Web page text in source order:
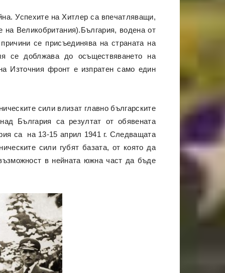
Успехите на Хитлер са впечатляващи,
Великобритания).България, водена от
се присъединява на страната на
се доблжава до осъществяването на
Източния фронт е изпратен само един
сили влизат главно българските
България са резултат от обявената
са на 13-15 април 1941 г. Следващата
сили губят базата, от която да
в нейната южна част да бъде